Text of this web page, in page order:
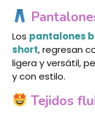
Los pantalones
short, regresan
ligera y versátil,
y con estilo.
Tejidos